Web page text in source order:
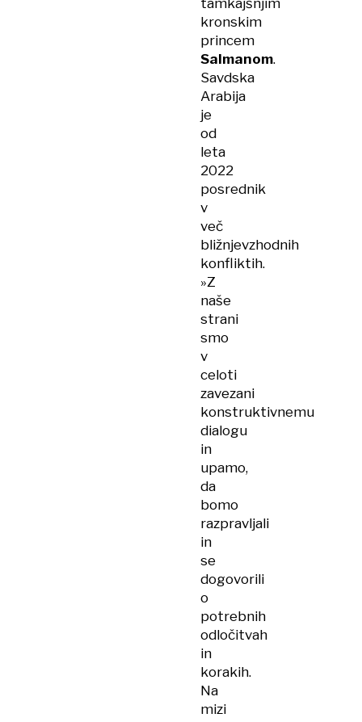
tamkajšnjim
kronskim
princem
Salmanom.
Savdska
Arabija
je
od
leta
2022
posrednik
v
več
bližnjevzhodnih
konfliktih.
»Z
naše
strani
smo
v
celoti
zavezani
konstruktivnemu
dialogu
in
upamo,
da
bomo
razpravljali
in
se
dogovorili
o
potrebnih
odločitvah
in
korakih.
Na
mizi